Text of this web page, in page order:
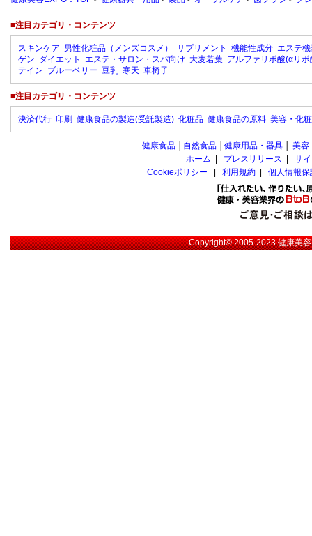
■注目カテゴリ・コンテンツ
スキンケア 男性化粧品（メンズコスメ） サプリメント 機能性成分 エステ
ゲン ダイエット エステ・サロン・スパ向け 大麦若葉 アルファリポ酸(αリポ
テイン ブルーベリー 豆乳 寒天 車椅子
■注目カテゴリ・コンテンツ
決済代行 印刷 健康食品の製造(受託製造) 化粧品 健康食品の原料 美容・化
健康食品 自然食品 健康用品・器具 美容
ホーム
プレスリリース
サ
Cookieポリシー
利用規約 個人情報
Copyright© 2005-2023健康美